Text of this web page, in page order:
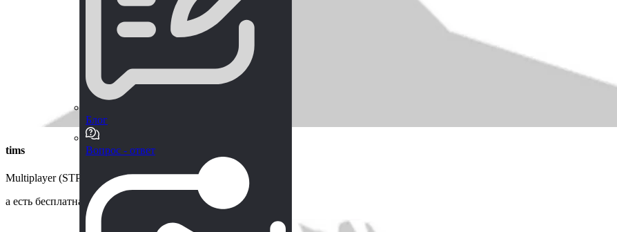
Блог
Вопрос - ответ
tims
Multiplayer (STP) Survival Template PRO, 05.08.26
а есть бесплатная версия